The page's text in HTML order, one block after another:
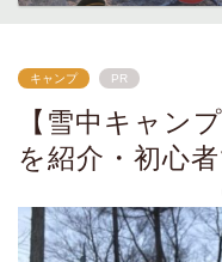
キャンプ PR
【雪中キャン
を紹介・初心